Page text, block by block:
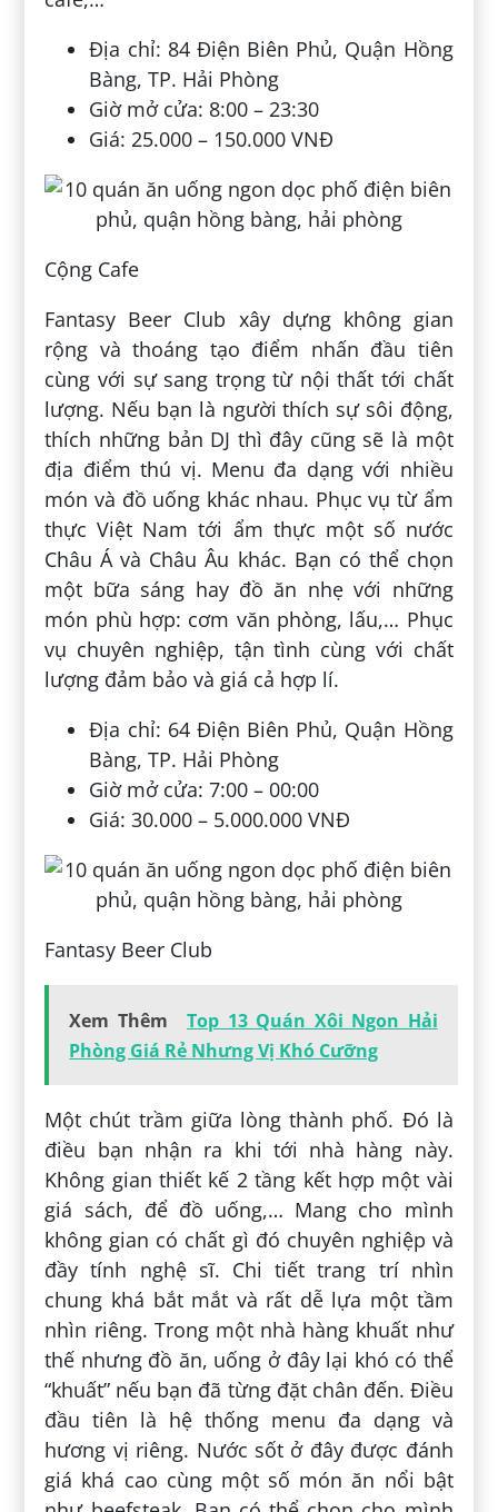
Địa chỉ: 84 Điện Biên Phủ, Quận Hồng
Bàng, TP. Hải Phòng
Giờ mở cửa: 8:00 – 23:30
Giá: 25.000 – 150.000 VNĐ
Cộng Cafe
Fantasy Beer Club xây dựng không gian
rộng và thoáng tạo điểm nhấn đầu tiên
cùng với sự sang trọng từ nội thất tới chất
lượng. Nếu bạn là người thích sự sôi động,
thích những bản DJ thì đây cũng sẽ là một
địa điểm thú vị. Menu đa dạng với nhiều
món và đồ uống khác nhau. Phục vụ từ ẩm
thực Việt Nam tới ẩm thực một số nước
Châu Á và Châu Âu khác. Bạn có thể chọn
một bữa sáng hay đồ ăn nhẹ với những
món phù hợp: cơm văn phòng, lấu,… Phục
vụ chuyên nghiệp, tận tình cùng với chất
lượng đảm bảo và giá cả hợp lí.
Địa chỉ: 64 Điện Biên Phủ, Quận Hồng
Bàng, TP. Hải Phòng
Giờ mở cửa: 7:00 – 00:00
Giá: 30.000 – 5.000.000 VNĐ
Fantasy Beer Club
Xem Thêm
Top 13 Quán Xôi Ngon Hải
Phòng Giá Rẻ Nhưng Vị Khó Cưỡng
Một chút trầm giữa lòng thành phố. Đó là
điều bạn nhận ra khi tới nhà hàng này.
Không gian thiết kế 2 tầng kết hợp một vài
giá sách, để đồ uống,… Mang cho mình
không gian có chất gì đó chuyên nghiệp và
đầy tính nghệ sĩ. Chi tiết trang trí nhìn
chung khá bắt mắt và rất dễ lựa một tầm
nhìn riêng. Trong một nhà hàng khuất như
thế nhưng đồ ăn, uống ở đây lại khó có thể
“khuất” nếu bạn đã từng đặt chân đến. Điều
đầu tiên là hệ thống menu đa dạng và
hương vị riêng. Nước sốt ở đây được đánh
giá khá cao cùng một số món ăn nổi bật